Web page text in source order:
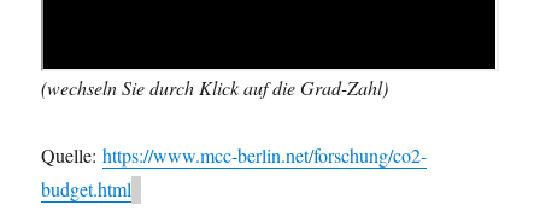
(wechseln Sie durch Klick auf die Grad-Zahl)
Quelle:https://www.mcc-berlin.net/forschung/co2-
budget.html